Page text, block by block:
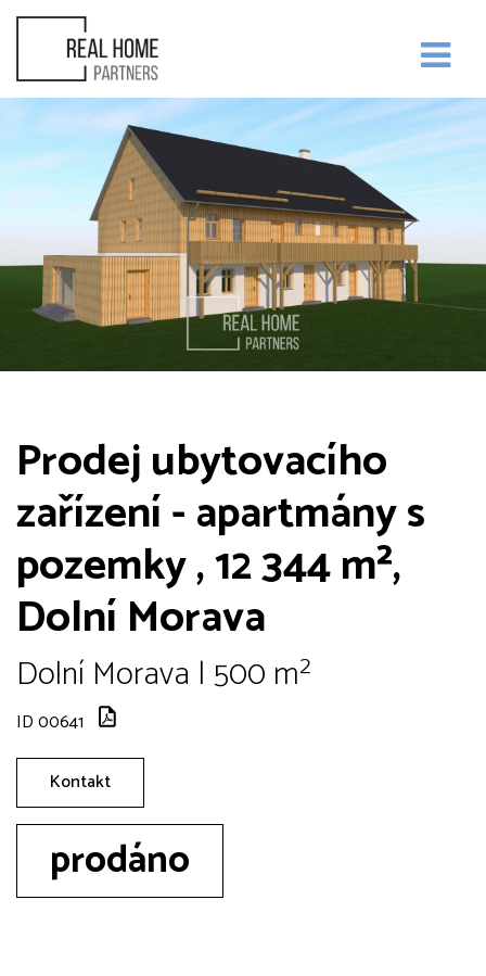
Prodej ubytovacího
zařízení - apartmány s
pozemky , 12 344 m²,
Dolní Morava
Dolní Morava | 500 m²
ID 00641
Kontakt
prodáno